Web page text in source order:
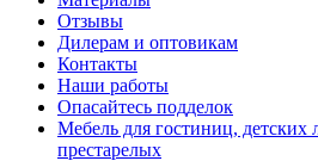
Отзывы
Дилерам и оптовикам
Контакты
Наши работы
Опасайтесь подделок
Мебель для гостиниц, детских
престарелых